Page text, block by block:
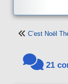
C’est Noël
21